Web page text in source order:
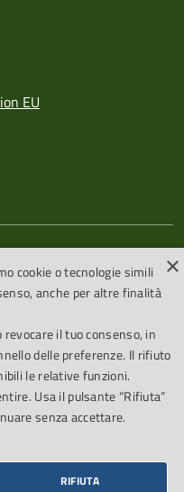
EU
×
cookie o tecnologie simili
anche per altre finalità
il tuo consenso, in
delle preferenze. Il rifiuto
le relative funzioni.
Usa il pulsante “Rifiuta”
senza accettare.
RIFIUTA